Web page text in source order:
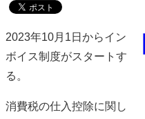
2023年10月1日からイン
ボイス制度がスタートす
る。
消費税の仕入控除に関し